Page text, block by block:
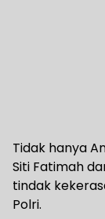
Tidak hanya
Siti Fatimah
tindak
Polri.